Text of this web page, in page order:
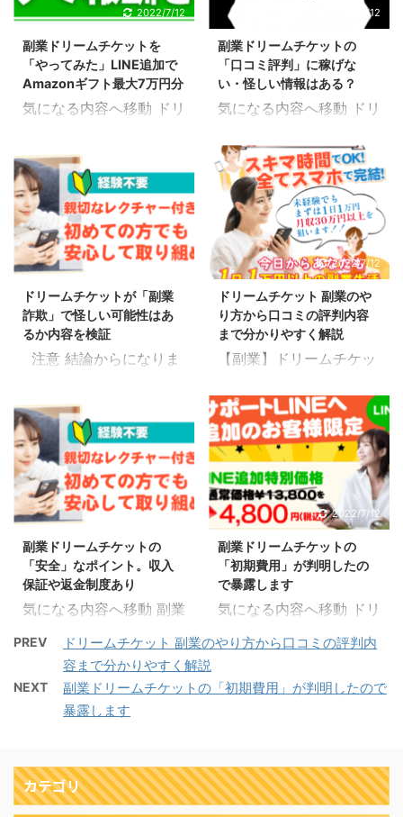
2022/7/12
副業ドリームチケットを
「やってみた」LINE追加で
Amazonギフト最大7万円分
気になる内容へ移動 ドリ
方法 ドリームチケットの
登録方法を検証してみま
した。 登録というのは始
める上で一番最初に行っ
ていくべき大事な作業の
一つになります。 始める
とモチベーションも下が
ってしまかもしれないの
でやるべきことをまとめ
てみました。 ドリームチ
を全く知らない場合は最
初に上記の記事をご覧頂
くと理解しやすくなると
思います。 ドリームチ
ケットで公式LINE@を追
加 ドリームチケットに登
録するためにはLINEの友
だち追加が必要 ...
2022/7/12
副業ドリームチケットの
「口コミ評判」に稼げな
い・怪しい情報はある？
気になる内容へ移動 ドリ
や口コミは？ ドリームチ
ケットの評判を検証して
みました。 評判を探るの
に適しているものはやは
り口コミや体験談という
ことになります。 稼げな
い・怪しいといった悪評
は存在するのか、評価は
どのようになっているの
かいくつかピックアップ
してまとめてみました。
副業の詳細を全く知らな
い場合は最初に上記の記
事をご覧頂くと理解しや
すくなると思います。
22歳/女性/大学生 今まで
副業では長続きしたこと
はなかったんですけど、
ドリームチケットだ ...
2022/7/12
ドリームチケットが「副業
詐欺」で怪しい可能性はあ
るか内容を検証
注意 結論からになりま
は詐欺ではありません。
詐欺だと煽ってLINE@に
誘導してお金を騙し取る
手口が問題になっている
ので注意を促しておきま
す。 気になる内容へ移
しい副業？ ドリームチケ
ットの詐欺性を検証して
みました。 そもそも詐欺
や怪しい副業ということ
が分かっていればやる人
はほとんどいないはずで
す。 怪しい内容はあるの
かも含めてメディアから
ムチケットという副業の
詳細を全く知らない場合
は最 ...
2022/7/12
ドリームチケット 副業のや
り方から口コミの評判内容
まで分かりやすく解説
【副業】ドリームチケッ
ムチケットという副業を
今回は紹介レビューして
いきます。 実績もあるの
で話題沸騰中になってい
てお小遣いゲットするに
は最適で簡単に取り組め
る副業です。 こんな方に
おすすめ 専門知識やスキ
ルがない方 1日1万円を目
指したい方 即金を求めて
いる方 簡単なネットビジ
ネスを探している方 空い
たい方 ドリームチケット
てみたので説明していき
ます。 気になる内容へ
移 ...
2022/7/12
副業ドリームチケットの
「安全」なポイント。収入
保証や返金制度あり
気になる内容へ移動 副業
な仕組みとは？ ドリーム
チケットの安全性を検証
してみました。 安全かど
うかを確かめるには内容
いと思います。 サービス
や特徴はどのようになっ
2022/7/12
副業ドリームチケットの
「初期費用」が判明したの
で暴露します
気になる内容へ移動 ドリ
費用は4800円(税込) ド
用を検証してみました。
ません。 ただ、かなり割
引になっていてやるなら
PREV
ドリームチケット 副業のやり方から口コミの評判内
容まで分かりやすく解説
NEXT
副業ドリームチケットの「初期費用」が判明したので
暴露します
カテゴリ